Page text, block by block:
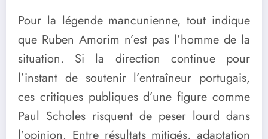
Pour la légende mancunienne, tout indique
que Ruben Amorim n’est pas l’homme de la
situation. Si la direction continue pour
l’instant de soutenir l’entraîneur portugais,
ces critiques publiques d’une figure comme
Paul Scholes risquent de peser lourd dans
l’opinion. Entre résultats mitigés, adaptation